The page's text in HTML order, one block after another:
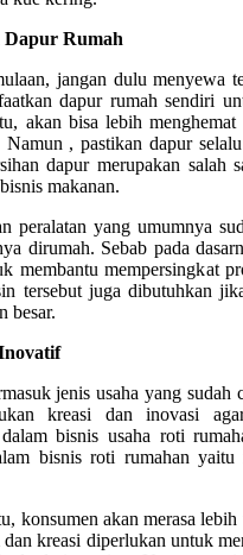
Rumah
jangan dulu menyewa
dapur rumah sendiri
akan bisa lebih menghemat
Namun , pastikan dapur
dapur merupakan salah
makanan.
peralatan yang umumnya
dirumah. Sebab pada
membantu mempersingkat
tersebut juga dibutuhkan
besar.
jenis usaha yang sudah
kreasi dan inovasi
bisnis usaha roti
bisnis roti rumahan yaitu
konsumen akan merasa
dan kreasi diperlukan untuk